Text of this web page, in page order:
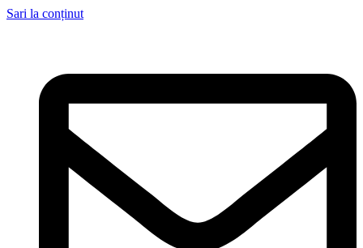
Sari la conținut